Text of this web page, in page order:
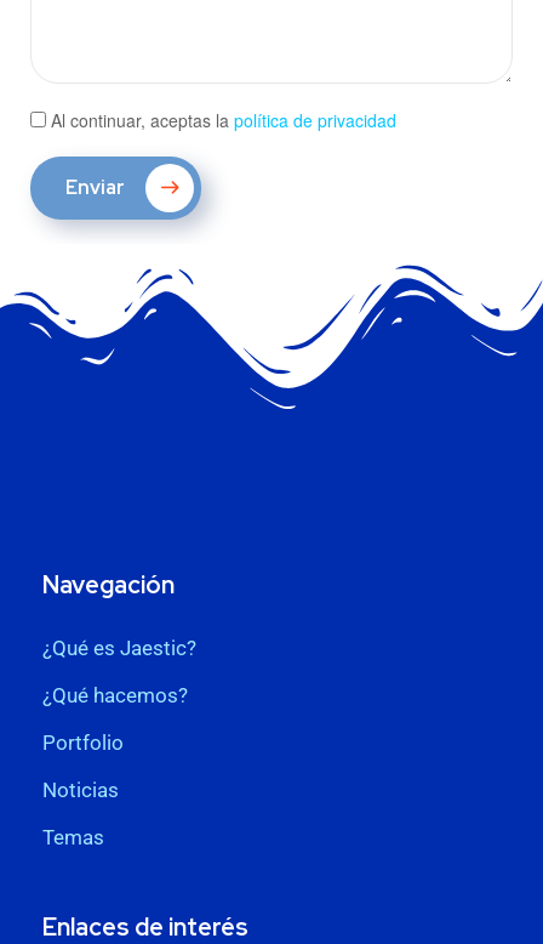
Al continuar, aceptas la política de privacidad
Enviar
Navegación
¿Qué es Jaestic?
¿Qué hacemos?
Portfolio
Noticias
Temas
Enlaces de interés